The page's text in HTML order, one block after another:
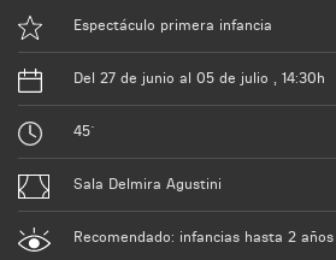
Espectáculo primera infancia
Del 27 de junio al 05 de julio , 14:30h
45´
Sala Delmira Agustini
Recomendado: infancias hasta 2